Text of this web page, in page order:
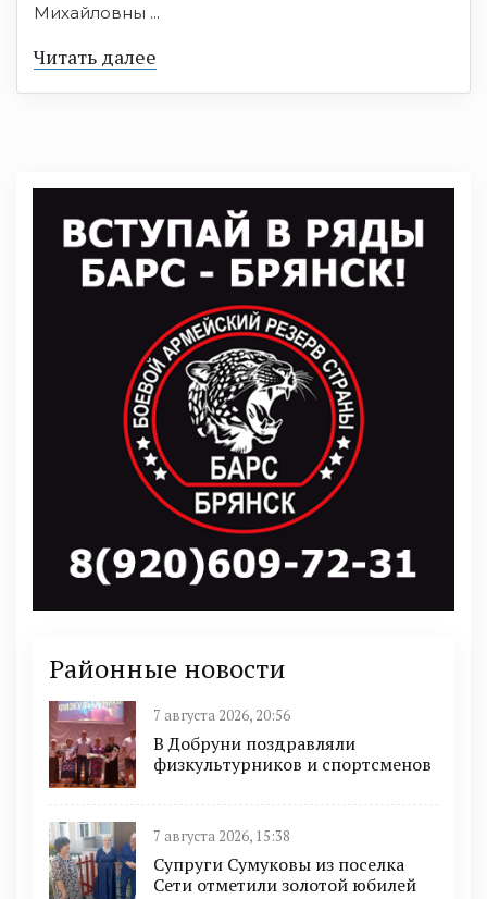
Михайловны ...
Читать далее
Районные новости
7 августа 2026, 20:56
В Добруни поздравляли
физкультурников и спортсменов
7 августа 2026, 15:38
Супруги Сумуковы из поселка
Сети отметили золотой юбилей